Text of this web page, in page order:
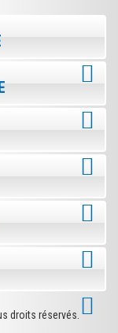
droits réservés.